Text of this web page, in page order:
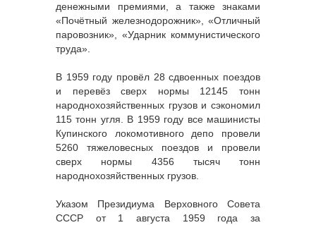
денежными премиями, а также знаками
«Почётный железнодорожник», «Отличный
паровозник», «Ударник коммунистического
труда».
В 1959 году провёл 28 сдвоенных поездов
и перевёз сверх нормы 12145 тонн
народнохозяйственных грузов и сэкономил
115 тонн угля. В 1959 году все машинисты
Купинского локомотивного депо провели
5260 тяжеловесных поездов и провели
сверх нормы 4356 тысяч тонн
народнохозяйственных грузов.
Указом Президиума Верховного Совета
СССР от 1 августа 1959 года за